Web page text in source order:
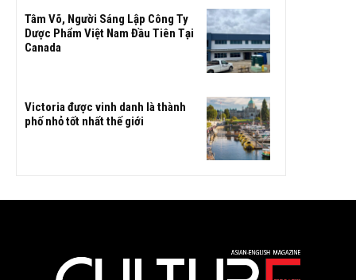
Tâm Võ, Người Sáng Lập Công Ty
Dược Phẩm Việt Nam Đầu Tiên Tại
Canada
Victoria được vinh danh là thành
phố nhỏ tốt nhất thế giới